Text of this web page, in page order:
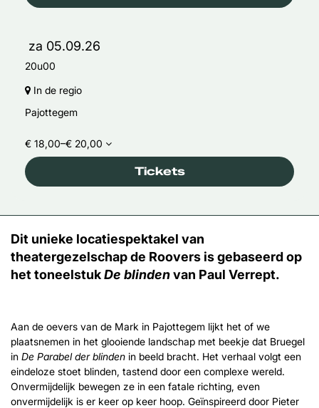
za 05.09.26
20u00
In de regio
Pajottegem
€ 18,00–€ 20,00
Tickets
Dit unieke locatiespektakel van
theatergezelschap de Roovers is gebaseerd op
het toneelstukDe blindenvan Paul Verrept.
Aan de oevers van de Mark in Pajottegem lijkt het of we
plaatsnemen in het glooiende landschap met beekje dat Bruegel
in De Parabel der blinden in beeld bracht. Het verhaal volgt een
eindeloze stoet blinden, tastend door een complexe wereld.
Onvermijdelijk bewegen ze in een fatale richting, even
onvermijdelijk is er keer op keer hoop. Geïnspireerd door Pieter